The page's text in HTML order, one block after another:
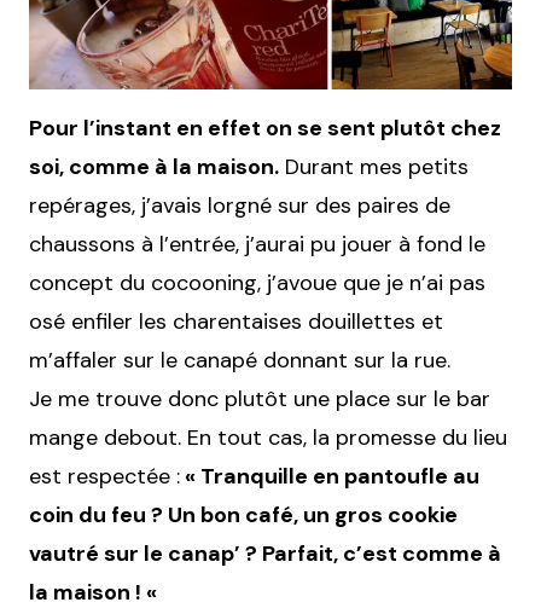
Pour l’instant en effet on se sent plutôt chez
soi, comme à la maison. Durant mes petits
repérages, j’avais lorgné sur des paires de
chaussons à l’entrée, j’aurai pu jouer à fond le
concept du cocooning, j’avoue que je n’ai pas
osé enfiler les charentaises douillettes et
m’affaler sur le canapé donnant sur la rue.
Je me trouve donc plutôt une place sur le bar
mange debout. En tout cas, la promesse du lieu
est respectée : « Tranquille en pantoufle au
coin du feu ? Un bon café, un gros cookie
vautré sur le canap’ ? Parfait, c’est comme à
la maison ! «